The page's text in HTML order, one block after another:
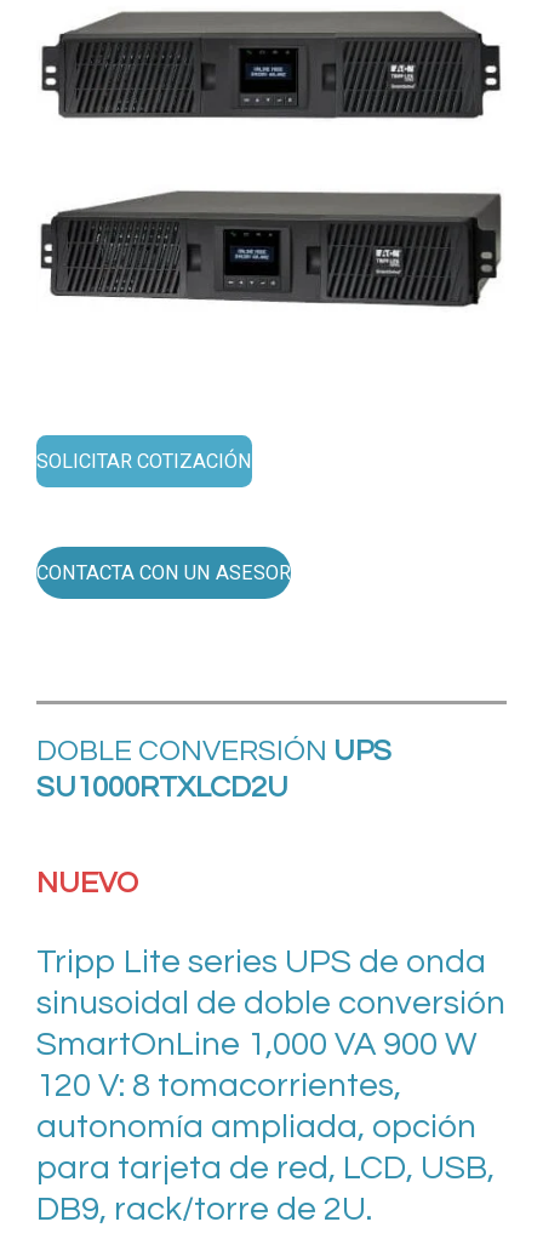
SOLICITAR COTIZACIÓN
CONTACTA CON UN ASESOR
DOBLE CONVERSIÓN UPS
SU1000RTXLCD2U
NUEVO
Tripp Lite series UPS de onda
sinusoidal de doble conversión
SmartOnLine 1,000 VA 900 W
120 V: 8 tomacorrientes,
autonomía ampliada, opción
para tarjeta de red, LCD, USB,
DB9, rack/torre de 2U.